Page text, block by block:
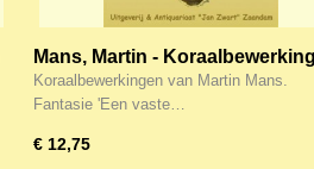
Mans, Martin -
(18)
Koraalbewerkingen van Martin Mans.
Fantasie 'Een vaste…
€ 12,75